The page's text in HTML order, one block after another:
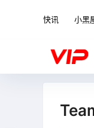
快讯 小黑